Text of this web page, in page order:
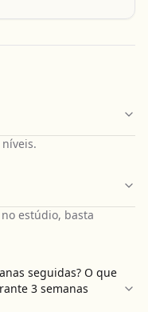
estúdio, basta
seguidas? O que
3 semanas